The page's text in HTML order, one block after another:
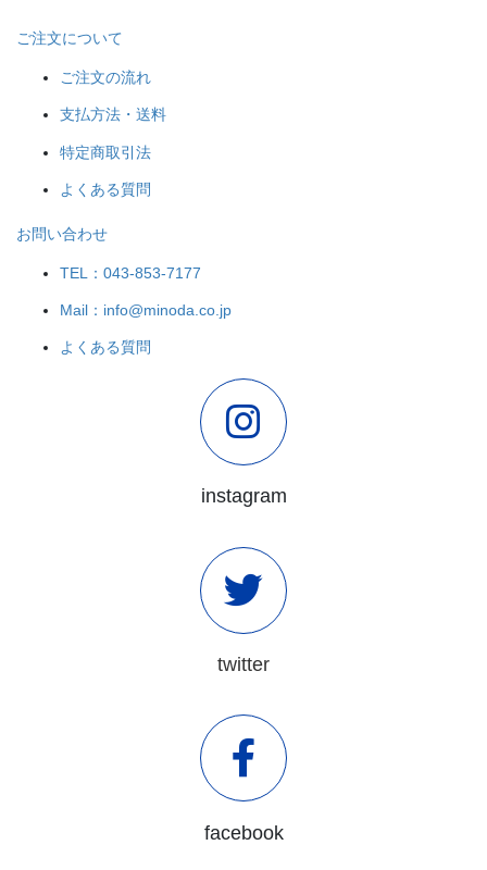
ご注文について
ご注文の流れ
支払方法・送料
特定商取引法
よくある質問
お問い合わせ
TEL：043-853-7177
Mail：info@minoda.co.jp
よくある質問
instagram
twitter
facebook